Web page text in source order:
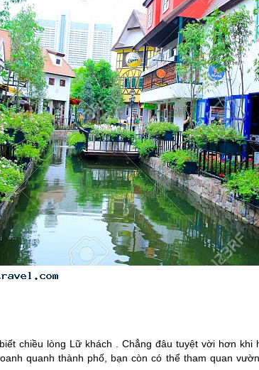
chiều lòng Lữ khách . Chẳng đâu tuyệt vời hơn
quanh thành phố, bạn còn có thể tham quan